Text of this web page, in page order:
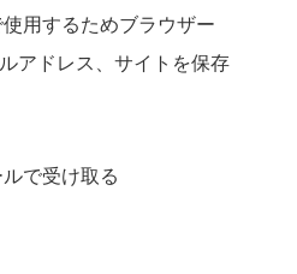
用するためブラウザー
アドレス、サイトを保存
で受け取る